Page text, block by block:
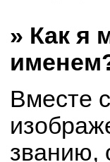
» Как я
Вместе
званию,